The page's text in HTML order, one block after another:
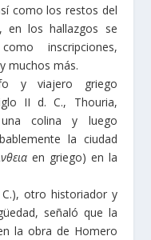
como los restos del
en los hallazgos se
inscripciones,
muchos más.
y viajero griego
II d. C., Thouria,
una colina y luego
la ciudad
en griego) en la
otro historiador y
señaló que la
la obra de Homero